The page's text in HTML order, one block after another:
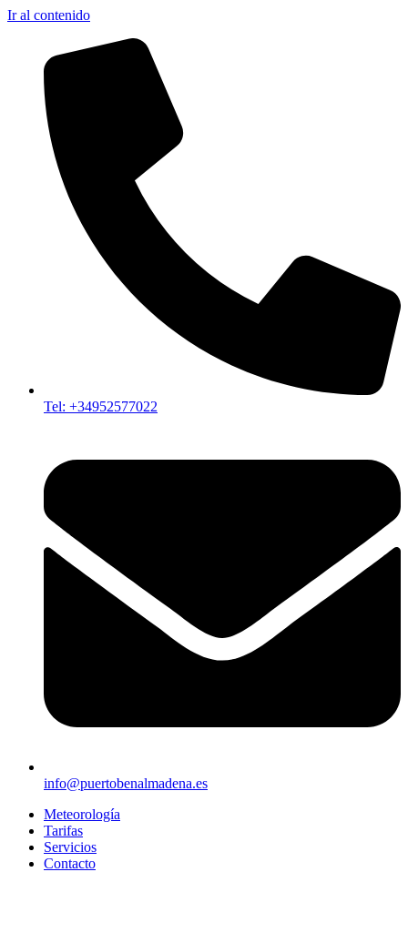
Ir al contenido
Tel: +34952577022
info@puertobenalmadena.es
Meteorología
Tarifas
Servicios
Contacto